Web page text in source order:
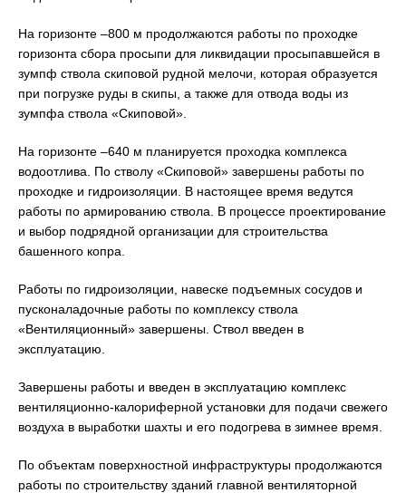
На горизонте –800 м продолжаются работы по проходке
горизонта сбора просыпи для ликвидации просыпавшейся в
зумпф ствола скиповой рудной мелочи, которая образуется
при погрузке руды в скипы, а также для отвода воды из
зумпфа ствола «Скиповой».
На горизонте –640 м планируется проходка комплекса
водоотлива. По стволу «Скиповой» завершены работы по
проходке и гидроизоляции. В настоящее время ведутся
работы по армированию ствола. В процессе проектирование
и выбор подрядной организации для строительства
башенного копра.
Работы по гидроизоляции, навеске подъемных сосудов и
пусконаладочные работы по комплексу ствола
«Вентиляционный» завершены. Ствол введен в
эксплуатацию.
Завершены работы и введен в эксплуатацию комплекс
вентиляционно-калориферной установки для подачи свежего
воздуха в выработки шахты и его подогрева в зимнее время.
По объектам поверхностной инфраструктуры продолжаются
работы по строительству зданий главной вентиляторной